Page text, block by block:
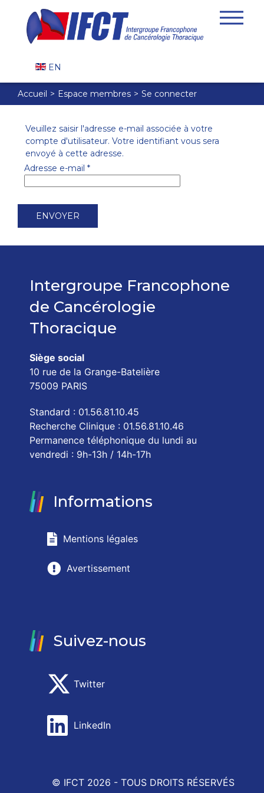
EN
Accueil Espace membres Se connecter
Veuillez saisir l'adresse e-mail associée à votre
compte d'utilisateur. Votre identifiant vous sera
envoyé à cette adresse.
Adresse e-mail *
ENVOYER
Intergroupe Francophone
de Cancérologie
Thoracique
Siège social
10 rue de la Grange-Batelière
75009 PARIS
Standard : 01.56.81.10.45
Recherche Clinique : 01.56.81.10.46
Permanence téléphonique du lundi au
vendredi : 9h-13h / 14h-17h
Informations
Mentions légales
Avertissement
Suivez-nous
Twitter
LinkedIn
© IFCT 2026 - TOUS DROITS RÉSERVÉS